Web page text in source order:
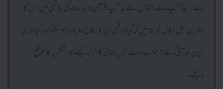
ہے۔ لہٰذا آپ سے التماس ہے کہ آپ قرآن و حدیث کی روشنی میں اس کا
بہترین حل نکال کر بتائیں کہ کیا واقعی ان کا نکاح دوبارہ ہو سکتا اور کیا لازمی
ان پر حد آتی ہے؟ جواب دے کر پریشانی کا ازالہ کیجئے اور شکریہ کا موقع
دیجئے۔